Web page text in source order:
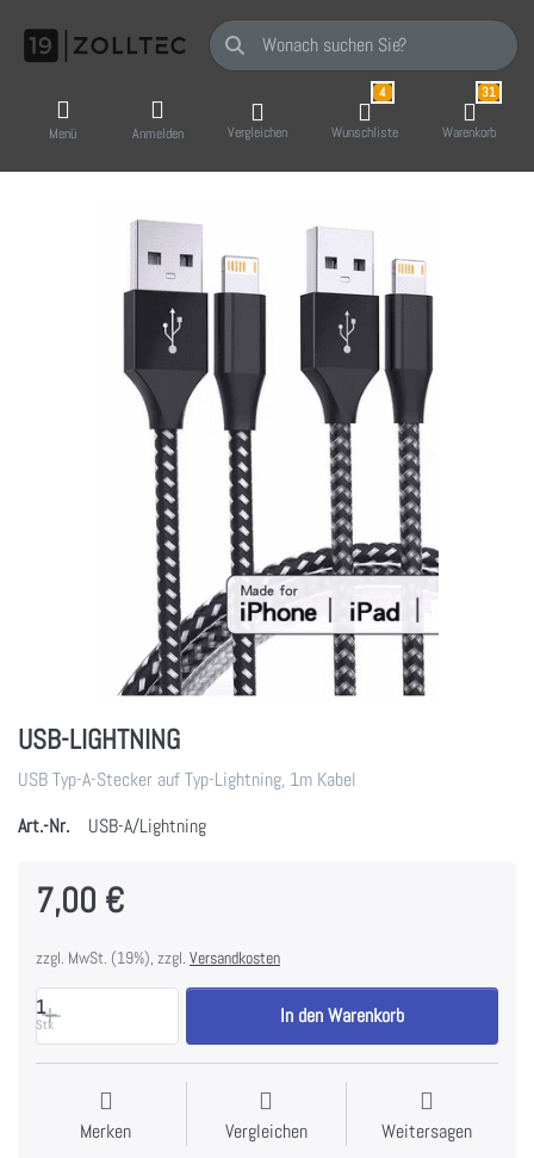
Geben Sie einen Suchbegriff ein. Während
Menü Anmelden Vergleichen
4
Wunschliste
31
Warenkorb
USB-LIGHTNING
USB Typ-A-Stecker auf Typ-Lightning, 1m Kabel
Art.-Nr.
USB-A/Lightning
7,00 €
zzgl. MwSt. (19%), zzgl. Versandkosten
1
Stk In den Warenkorb
Merken Vergleichen Weitersagen